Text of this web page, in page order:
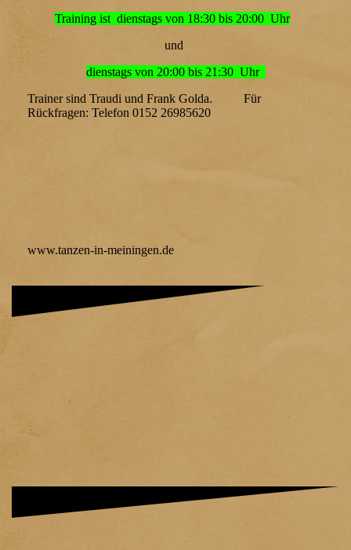
Training ist dienstags von 18:30 bis 20:00 Uhr
und
dienstags von 20:00 bis 21:30 Uhr
Trainer sind Traudi und Frank Golda. Für
Rückfragen: Telefon 0152 26985620
www.tanzen-in-meiningen.de